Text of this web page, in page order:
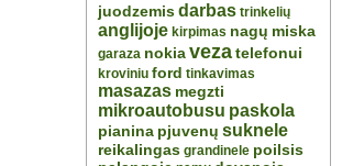
juodzemisdarbas trinkelių
anglijoje kirpimas nagų miska
garaza nokiavezatelefonui
kroviniu ford tinkavimas
masazas megzti
mikroautobusu paskola
pianina pjuvenų suknele
reikalingas grandinele poilsis